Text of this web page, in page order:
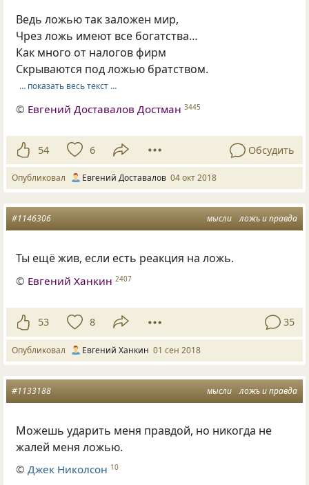
Ведь ложью так заложен мир,
Чрез ложь имеют все богатства…
Как много от налогов фирм
Скрываются под ложью братством.
… показать весь текст …
© Евгений Доставалов Достман 3445
54 6 Обсудить
Опубликовал Евгений Доставалов 04 окт 2018
мысли ложь и правда
#1146306
Ты ещё жив, если есть реакция на ложь.
© Евгений Ханкин 2407
53 8 35
Опубликовал Евгений Ханкин 01 сен 2018
мысли ложь и правда
#1133188
Можешь ударить меня правдой, но никогда не
жалей меня ложью.
©Джек Николсон 10